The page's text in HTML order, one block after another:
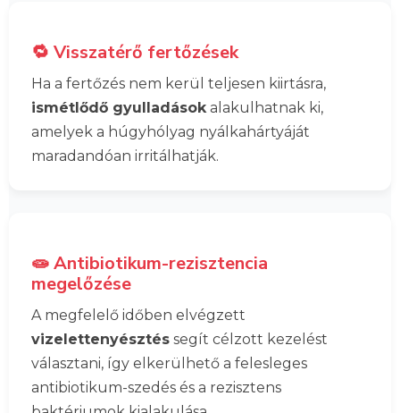
🔁 Visszatérő fertőzések
Ha a fertőzés nem kerül teljesen kiirtásra,
ismétlődő gyulladások alakulhatnak ki,
amelyek a húgyhólyag nyálkahártyáját
maradandóan irritálhatják.
🧫 Antibiotikum-rezisztencia
megelőzése
A megfelelő időben elvégzett
vizelettenyésztés segít célzott kezelést
választani, így elkerülhető a felesleges
antibiotikum-szedés és a rezisztens